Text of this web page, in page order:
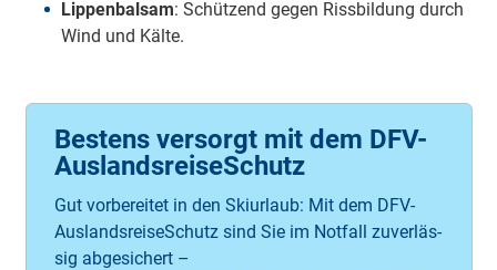
Lippenbalsam: Schützend gegen Rissbildung durch
Wind und Kälte.
Bestens versorgt mit dem DFV-
AuslandsreiseSchutz
Gut vor­be­rei­tet in den Ski­ur­laub: Mit dem DFV-
Aus­lands­rei­seSchutz sind Sie im Not­fall zu­ver­läs­
sig ab­ge­sich­ert –